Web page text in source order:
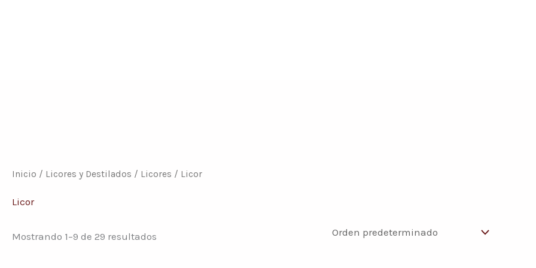
Inicio / Licores y Destilados / Licores / Licor
Licor
Mostrando 1–9 de 29 resultados